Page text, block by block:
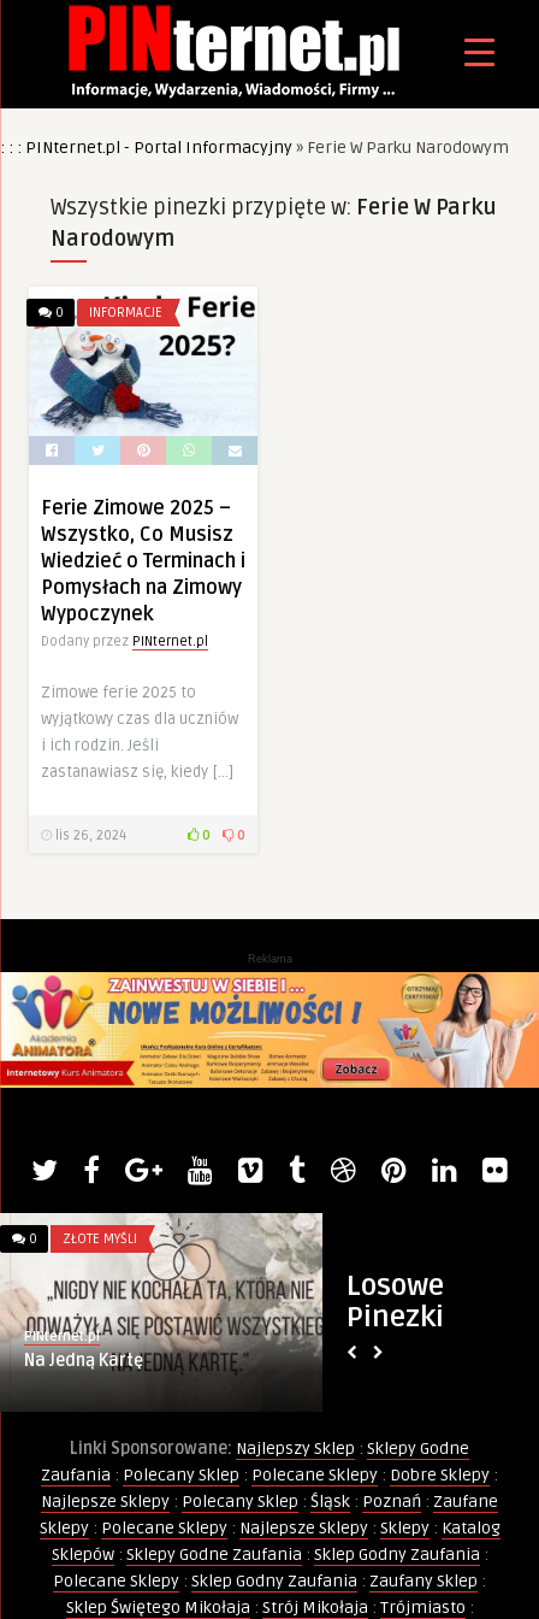
: : : PINternet.pl - Portal Informacyjny» Ferie W Parku Narodowym
Wszystkie pinezki przypięte w: Ferie W Parku
Narodowym
0 INFORMACJE
Ferie Zimowe 2025 –
Wszystko, Co Musisz
Wiedzieć o Terminach i
Pomysłach na Zimowy
Wypoczynek
Dodany przez PINternet.pl
Zimowe ferie 2025 to
wyjątkowy czas dla uczniów
i ich rodzin. Jeśli
zastanawiasz się, kiedy […]
lis 26, 2024 0 0
Reklama
Losowe
Pinezki
0 ZŁOTE MYŚLI
PINternet.pl
Na Jedną Kartę
Linki Sponsorowane: Najlepszy Sklep : Sklepy Godne
Zaufania : Polecany Sklep : Polecane Sklepy : Dobre Sklepy :
Najlepsze Sklepy : Polecany Sklep : Śląsk : Poznań : Zaufane
Sklepy: Polecane Sklepy: Najlepsze Sklepy: Sklepy: Katalog
Sklepów: Sklepy Godne Zaufania : Sklep Godny Zaufania :
Polecane Sklepy : Sklep Godny Zaufania : Zaufany Sklep :
Sklep Świętego Mikołaja : Strój Mikołaja : Trójmiasto :